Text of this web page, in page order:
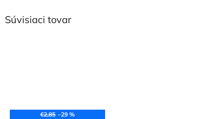
Súvisiaci tovar
€2,85 –29 %